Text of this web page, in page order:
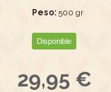
Peso: 500 gr
Disponible
29,95 €